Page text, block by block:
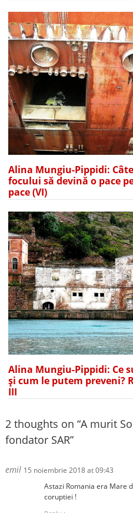
Alina Mungiu-Pippidi:
focului să devină o pace
pace (VI)
Alina Mungiu-Pippidi: Ce
și cum le putem preveni?
III
2 thoughts on “A murit
fondator SAR”
emil 15 noiembrie 2018 at 09:43
Astazi Romania era Mare
coruptiei !